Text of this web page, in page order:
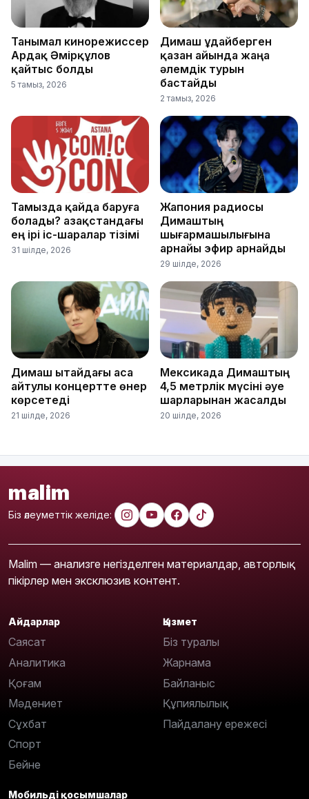
Танымал кинорежиссер
Ардақ Әмірқұлов
қайтыс болды
5 тамыз, 2026
Димаш Құдайберген
қазан айында жаңа
әлемдік турын
бастайды
2 тамыз, 2026
Тамызда қайда баруға
болады? Қазақстандағы
ең ірі іс-шаралар тізімі
31 шілде, 2026
Жапония радиосы
Димаштың
шығармашылығына
арнайы эфир арнайды
29 шілде, 2026
Димаш Қытайдағы аса
айтулы концертте өнер
көрсетеді
21 шілде, 2026
Мексикада Димаштың
4,5 метрлік мүсіні әуе
шарларынан жасалды
20 шілде, 2026
malim
Біз әлеуметтік желіде:
Malim — анализге негізделген материалдар, авторлық
пікірлер мен эксклюзив контент.
Айдарлар
Саясат
Аналитика
Қоғам
Мәдениет
Сұхбат
Спорт
Бейне
Қызмет
Біз туралы
Жарнама
Байланыс
Құпиялылық
Пайдалану ережесі
Мобильді қосымшалар